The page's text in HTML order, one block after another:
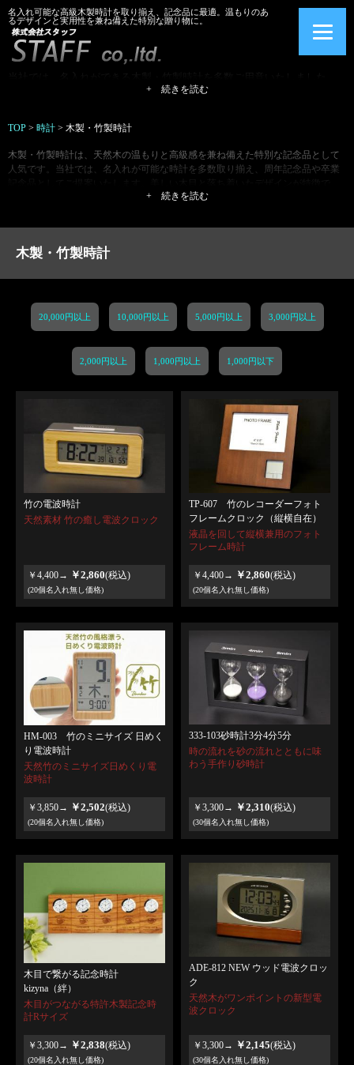
名入れ可能な高級木製時計を取り揃え、記念品に最適。温もりのあ
るデザインと実用性を兼ね備えた特別な贈り物に。
木や竹が持つ天然素材のぬくもりとアットホームなデザインが魅力で、
深いものにします。
+ 続きを読む
TOP > 時計 > 木製・竹製時計
木製・竹製時計は、天然木の温もりと高級感を兼ね備えた特別な記念品として
人気です。当社では、名入れが可能な時計を多数取り揃え、周年記念品や卒業
インテリアとしても見栄えの良い逸品です。木や竹の質感が醸し出す優しい雰
適。名入れ加工で特別感を演出し、世界に一つだけのオリジナルギフトをお届
+ 続きを読む
木製・竹製時計
20,000円以上 10,000円以上 5,000円以上 3,000円以上
2,000円以上 1,000円以上 1,000円以下
竹の電波時計
天然素材 竹の癒し電波クロック
￥4,400→ ￥2,860(税込)
(20個名入れ無し価格)
TP-607 竹のレコーダーフォト
フレームクロック（縦横自在）
液晶を回して縦横兼用のフォト
フレーム時計
￥4,400→ ￥2,860(税込)
(20個名入れ無し価格)
HM-003 竹のミニサイズ 日めく
り電波時計
天然竹のミニサイズ日めくり電
波時計
￥3,850→ ￥2,502(税込)
(20個名入れ無し価格)
333-103砂時計3分4分5分
時の流れを砂の流れとともに味
わう手作り砂時計
￥3,300→ ￥2,310(税込)
(30個名入れ無し価格)
木目で繋がる記念時計
kizyna（絆）
木目がつながる特許木製記念時
計Rサイズ
￥3,300→ ￥2,838(税込)
(20個名入れ無し価格)
ADE-812 NEW ウッド電波クロッ
ク
天然木がワンポイントの新型電
波クロック
￥3,300→ ￥2,145(税込)
(30個名入れ無し価格)